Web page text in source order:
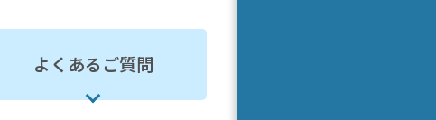
よくあるご質問